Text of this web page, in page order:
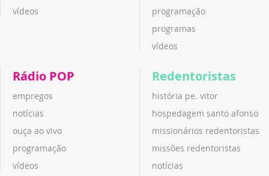
vídeos
programação
programas
vídeos
Rádio POP
empregos
notícias
ouça ao vivo
programação
vídeos
Redentoristas
história pe. vitor
hospedagem santo afonso
missionários redentoristas
missões redentoristas
notícias